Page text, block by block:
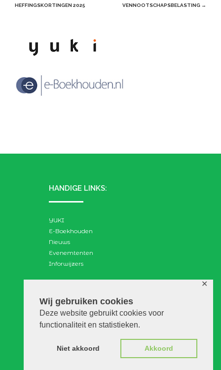
Wij gebruiken cookies
Deze website gebruikt cookies voor
functionaliteit en statistieken.
Niet akkoord Akkoord
✕
navigation
HEFFINGSKORTINGEN 2025 VENNOOTSCHAPSBELASTING →
HANDIGE LINKS:
YUKI
E-Boekhouden
Nieuws
Evenemtenten
Inforwijzers
Search